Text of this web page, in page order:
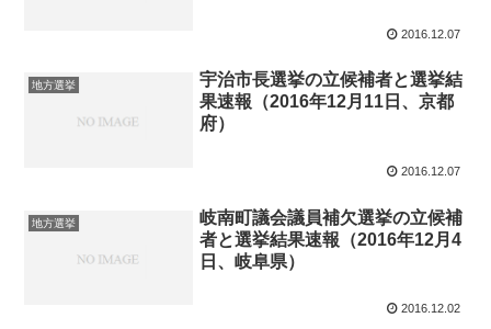
2016.12.07
地方選挙
宇治市長選挙の立候補者と選挙結
果速報（2016年12月11日、京都
府）
2016.12.07
地方選挙
岐南町議会議員補欠選挙の立候補
者と選挙結果速報（2016年12月4
日、岐阜県）
2016.12.02